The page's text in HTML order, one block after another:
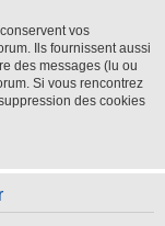
vos
Ils fournissent aussi
des messages (lu ou
Si vous rencontrez
des cookies